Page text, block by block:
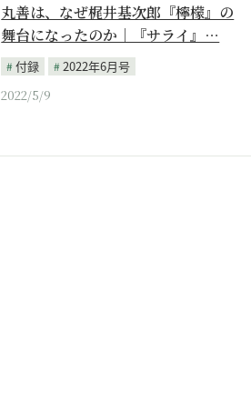
丸善は、なぜ梶井基次郎『檸檬』の
舞台になったのか｜『サライ』…
付録
2022年6月号
2022/5/9